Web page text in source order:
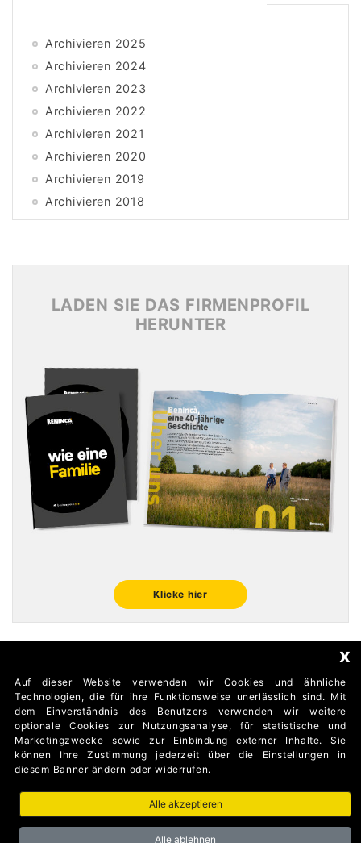
Archivieren 2025
Archivieren 2024
Archivieren 2023
Archivieren 2022
Archivieren 2021
Archivieren 2020
Archivieren 2019
Archivieren 2018
Archivieren 2017
Archivieren 2015
LADEN SIE DAS FIRMENPROFIL
HERUNTER
Klicke hier
FOLLOW US
AUTOMATISMI BENINCÀ SpA Via del Capitello 45 36066
Sandrigo (Vicenza) Italy
x
Auf dieser Website verwenden wir Cookies und ähnliche
Technologien, die für ihre Funktionsweise unerlässlich sind. Mit
dem Einverständnis des Benutzers verwenden wir weitere
optionale Cookies zur Nutzungsanalyse, für statistische und
Marketingzwecke sowie zur Einbindung externer Inhalte. Sie
können Ihre Zustimmung jederzeit über die Einstellungen in
diesem Banner ändern oder widerrufen.
Alle akzeptieren
Alle ablehnen